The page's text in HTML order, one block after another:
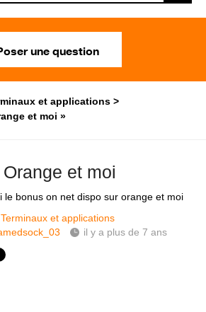
une question
et applications
et moi »
et moi
le bonus on net dispo sur orange et moi
Terminaux et applications
il y a plus de 7 ans